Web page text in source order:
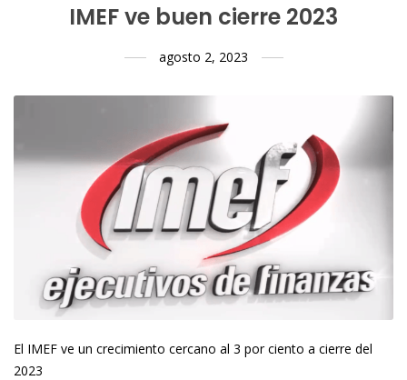
IMEF ve buen cierre 2023
agosto 2, 2023
El IMEF ve un crecimiento cercano al 3 por ciento a cierre del
2023